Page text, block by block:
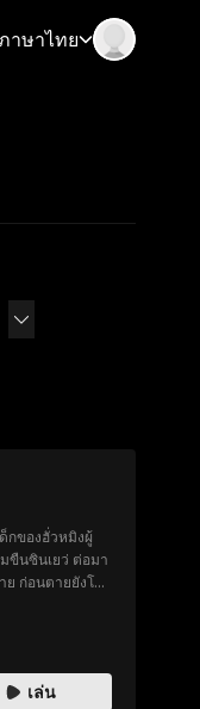
าษาไทย
กของฮั่วหมิงผู้
ขืนซินเยว่ ต่อมา
ก่อนตายยังโยน
งตัดสินใจให้ตัว
เล่น